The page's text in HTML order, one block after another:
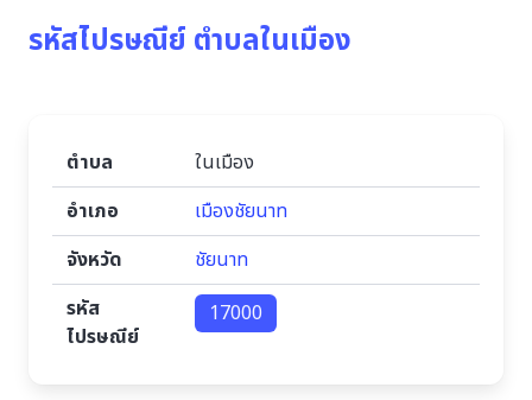
รหัสไปรษณีย์ ตำบลในเมือง
ตำบล
ในเมือง
อำเภอ
เมืองชัยนาท
จังหวัด
ชัยนาท
รหัส
ไปรษณีย์
17000